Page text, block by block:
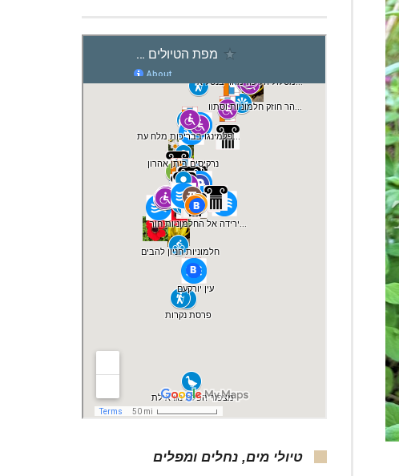
סחלב פרפרני וזוטה לבנה, צילום: ד"רטיולי מים, נחלים ומפלים